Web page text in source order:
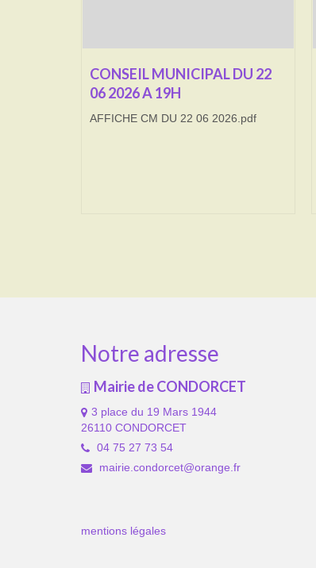
CONSEIL MUNICIPAL DU 22
06 2026 A 19H
AFFICHE CM DU 22 06 2026.pdf
Notre adresse
Mairie de CONDORCET
3 place du 19 Mars 1944
26110 CONDORCET
04 75 27 73 54
mairie.condorcet@orange.fr
mentions légales